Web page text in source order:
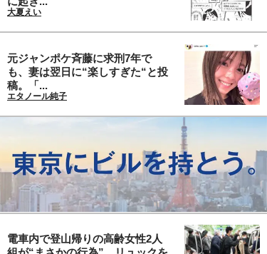
大夏えい
元ジャンポケ斉藤に求刑7年で
も、妻は翌日に“楽しすぎた“と投
稿。「...
エタノール純子
電車内で登山帰りの高齢女性2人